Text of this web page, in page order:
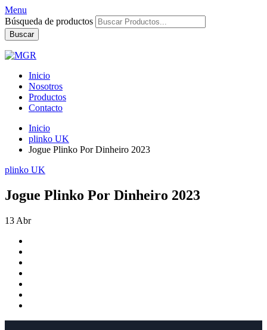
Menu
Búsqueda de productos
Buscar
Inicio
Nosotros
Productos
Contacto
Inicio
plinko UK
Jogue Plinko Por Dinheiro 2023
plinko UK
Jogue Plinko Por Dinheiro 2023
13 Abr